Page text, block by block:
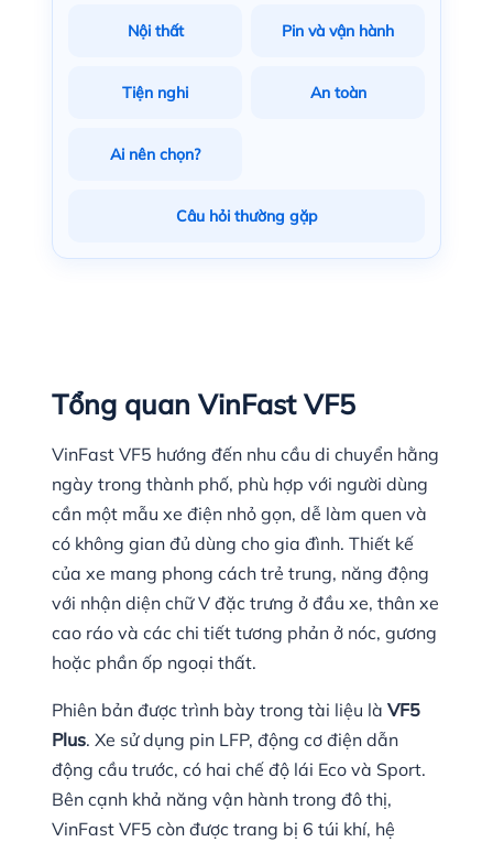
Nội thất Pin và vận hành
Tiện nghi An toàn
Ai nên chọn?
Câu hỏi thường gặp
Tổng quan VinFast VF5
VinFast VF5 hướng đến nhu cầu di chuyển hằng
ngày trong thành phố, phù hợp với người dùng
cần một mẫu xe điện nhỏ gọn, dễ làm quen và
có không gian đủ dùng cho gia đình. Thiết kế
của xe mang phong cách trẻ trung, năng động
với nhận diện chữ V đặc trưng ở đầu xe, thân xe
cao ráo và các chi tiết tương phản ở nóc, gương
hoặc phần ốp ngoại thất.
Phiên bản được trình bày trong tài liệu là VF5
Plus. Xe sử dụng pin LFP, động cơ điện dẫn
động cầu trước, có hai chế độ lái Eco và Sport.
Bên cạnh khả năng vận hành trong đô thị,
VinFast VF5 còn được trang bị 6 túi khí, hệ